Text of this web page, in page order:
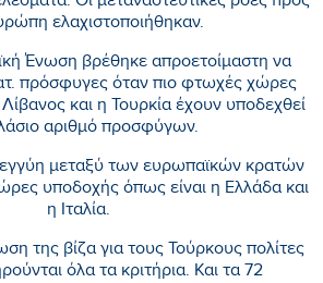
ελαχιστοποιήθηκαν.
Ένωση βρέθηκε απροετοίμαστη να
πρόσφυγες όταν πιο φτωχές χώρες
και η Τουρκία έχουν υποδεχθεί
αριθμό προσφύγων.
μεταξύ των ευρωπαϊκών κρατών
υποδοχής όπως είναι η Ελλάδα και
η Ιταλία.
της βίζα για τους Τούρκους πολίτες
όλα τα κριτήρια. Και τα 72